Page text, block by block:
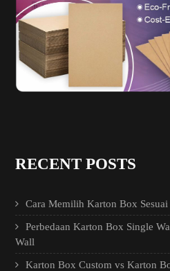
RECENT POSTS
Cara Memilih Karton Box Sesuai
Perbedaan Karton Box Single
Wall
Karton Box Custom vs Karton